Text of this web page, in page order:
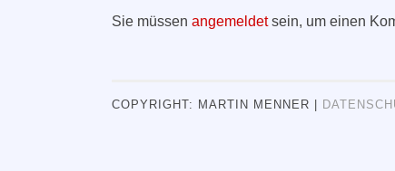
Sie müssen angemeldetsein, um einen
COPYRIGHT: MARTIN MENNER |